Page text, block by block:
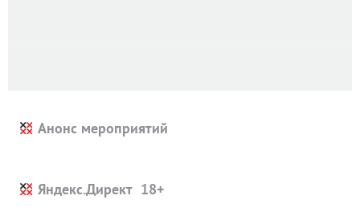
Анонс мероприятий
Яндекс.Директ